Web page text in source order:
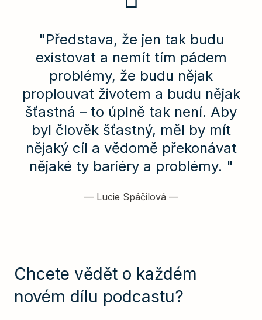
"Představa, že jen tak budu
existovat a nemít tím pádem
problémy, že budu nějak
proplouvat životem a budu nějak
šťastná – to úplně tak není. Aby
byl člověk šťastný, měl by mít
nějaký cíl a vědomě překonávat
nějaké ty bariéry a problémy. "
—Lucie Spáčilová —
Chcete vědět o každém
novém dílu podcastu?